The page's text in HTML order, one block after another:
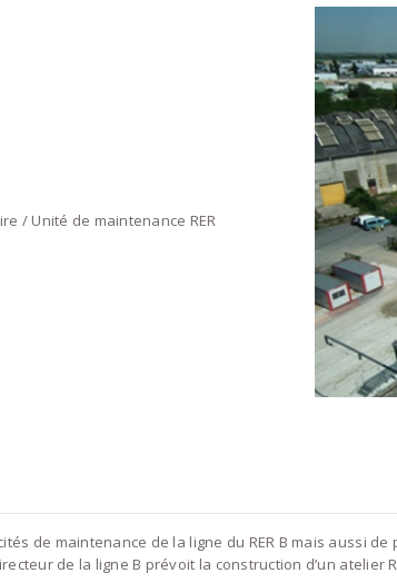
/ Unité de maintenance RER
de maintenance de la ligne du RER B mais aussi
de la ligne B prévoit la construction d’un atelier